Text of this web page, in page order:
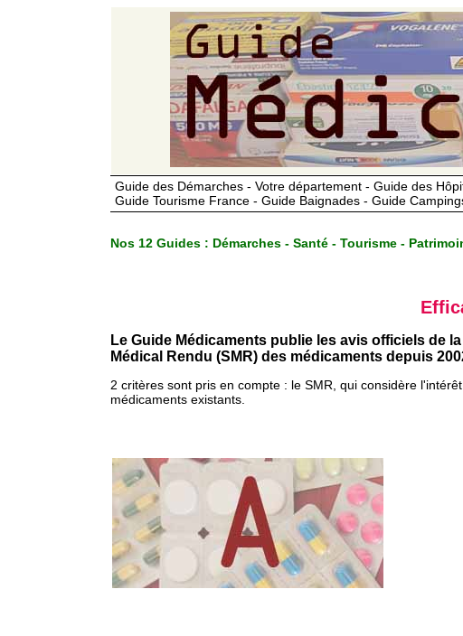
Guide des Démarches - Votre département - Guide des
Guide Tourisme France - Guide Baignades - Guide
Nos 12 Guides : Démarches - Santé - Tourisme -
Le Guide Médicaments publie les avis officiels de
Médical Rendu (SMR) des médicaments depuis
2 critères sont pris en compte : le SMR, qui considère
médicaments existants.